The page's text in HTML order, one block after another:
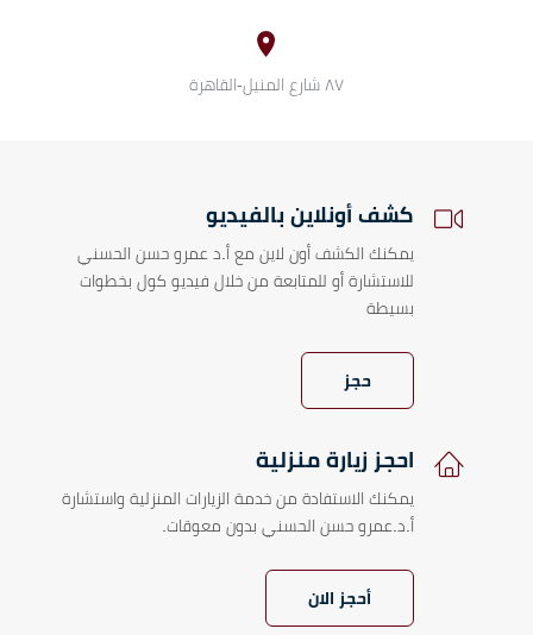
٨٧ شارع المنيل-القاهرة
كشف أونلاين بالفيديو
يمكنك الكشف أون لاين مع أ.د عمرو حسن الحسني
للاستشارة أو للمتابعة من خلال فيديو كول بخطوات
بسيطة
حجز
احجز زيارة منزلية
يمكنك الاستفادة من خدمة الزيارات المنزلية واستشارة
أ.د.عمرو حسن الحسني بدون معوقات.
أحجز الان